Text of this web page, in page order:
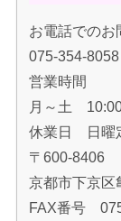
お電話でのお
075-354-8058
営業時間
月～土
休業日 日曜
〒600-8406
京都市下京区
FAX番号